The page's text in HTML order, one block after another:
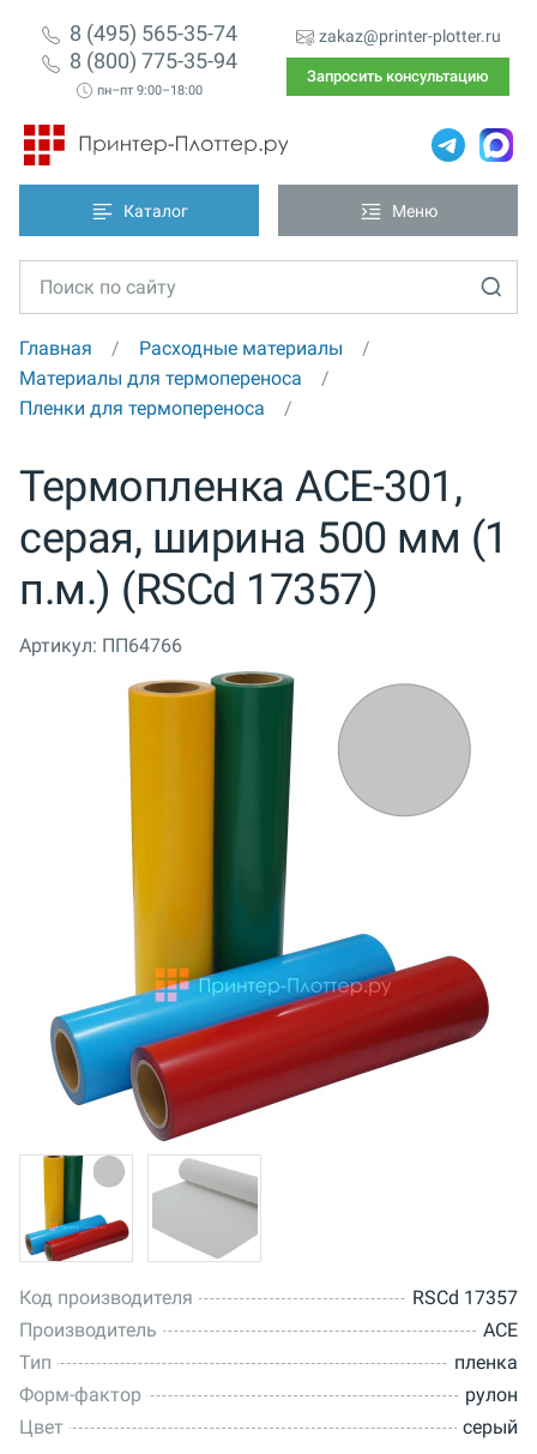
8 (495) 565-35-74
8 (800) 775-35-94
пн–пт 9:00–18:00
zakaz@printer-plotter.ru
Запросить консультацию
Каталог Меню
Главная
Расходные материалы
Материалы для термопереноса
Пленки для термопереноса
Термопленка ACE-301,
серая, ширина 500 мм (1
п.м.) (RSCd 17357)
Артикул: ПП64766
Код производителя
RSCd 17357
Производитель
ACE
Тип
пленка
Форм-фактор
рулон
Цвет
серый